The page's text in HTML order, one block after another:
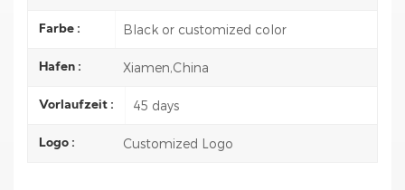
Farbe : Black or customized color
Hafen : Xiamen,China
Vorlaufzeit : 45 days
Logo : Customized Logo